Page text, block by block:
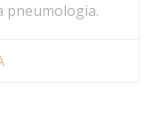
pneumologia.